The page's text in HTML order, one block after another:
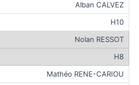
Alban CALVEZ
H10
Nolan RESSOT
H8
Mathéo RENE-CARIOU